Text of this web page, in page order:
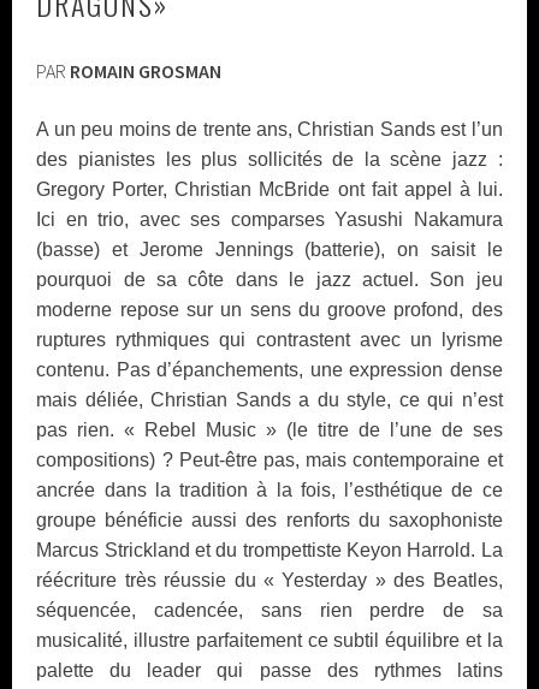
PAR ROMAIN GROSMAN
A un peu moins de trente ans, Christian Sands est l’un
des pianistes les plus sollicités de la scène jazz :
Gregory Porter, Christian McBride ont fait appel à lui.
Ici en trio, avec ses comparses Yasushi Nakamura
(basse) et Jerome Jennings (batterie), on saisit le
pourquoi de sa côte dans le jazz actuel. Son jeu
moderne repose sur un sens du groove profond, des
ruptures rythmiques qui contrastent avec un lyrisme
contenu. Pas d’épanchements, une expression dense
mais déliée, Christian Sands a du style, ce qui n’est
pas rien. « Rebel Music » (le titre de l’une de ses
compositions) ? Peut-être pas, mais contemporaine et
ancrée dans la tradition à la fois, l’esthétique de ce
groupe bénéficie aussi des renforts du saxophoniste
Marcus Strickland et du trompettiste Keyon Harrold. La
réécriture très réussie du « Yesterday » des Beatles,
séquencée, cadencée, sans rien perdre de sa
musicalité, illustre parfaitement ce subtil équilibre et la
palette du leader qui passe des rythmes latins